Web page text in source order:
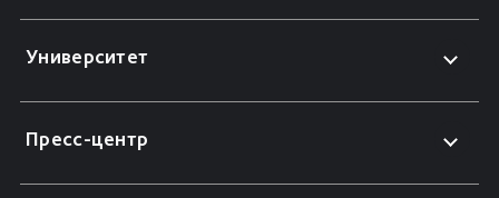
Университет
Пресс-центр